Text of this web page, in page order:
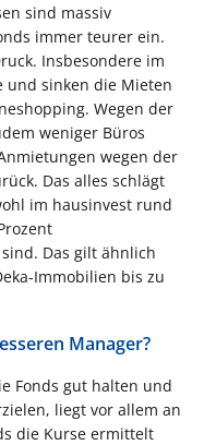
sind massiv
immer teurer ein.
Insbesondere im
und sinken die Mieten
Wegen der
weniger Büros
wegen der
Das alles schlägt
im hausinvest rund
Das gilt ähnlich
Immobilien bis zu
Manager?
Fonds gut halten und
liegt vor allem an
die Kurse ermittelt